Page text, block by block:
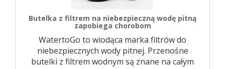
Butelka z filtrem na niebezpieczną wodę pitną
zapobiega chorobom
WatertoGo to wiodąca marka filtrów do
niebezpiecznych wody pitnej. Przenośne
butelki z filtrem wodnym są znane na całym